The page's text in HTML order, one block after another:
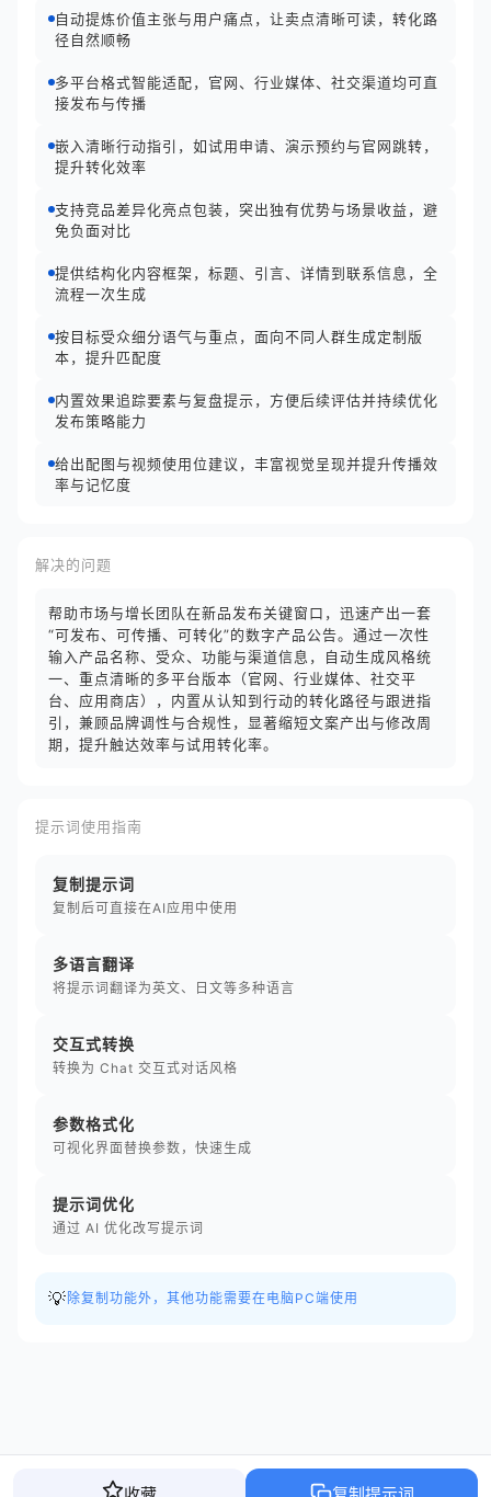
自动提炼价值主张与用户痛点，让卖点清晰可读，转化路
径自然顺畅
多平台格式智能适配，官网、行业媒体、社交渠道均可直
接发布与传播
嵌入清晰行动指引，如试用申请、演示预约与官网跳转，
提升转化效率
支持竞品差异化亮点包装，突出独有优势与场景收益，避
免负面对比
提供结构化内容框架，标题、引言、详情到联系信息，全
流程一次生成
按目标受众细分语气与重点，面向不同人群生成定制版
本，提升匹配度
内置效果追踪要素与复盘提示，方便后续评估并持续优化
发布策略能力
给出配图与视频使用位建议，丰富视觉呈现并提升传播效
率与记忆度
解决的问题
帮助市场与增长团队在新品发布关键窗口，迅速产出一套
“可发布、可传播、可转化”的数字产品公告。通过一次性
输入产品名称、受众、功能与渠道信息，自动生成风格统
一、重点清晰的多平台版本（官网、行业媒体、社交平
台、应用商店），内置从认知到行动的转化路径与跟进指
引，兼顾品牌调性与合规性，显著缩短文案产出与修改周
期，提升触达效率与试用转化率。
提示词使用指南
复制提示词
复制后可直接在AI应用中使用
多语言翻译
将提示词翻译为英文、日文等多种语言
交互式转换
转换为 Chat 交互式对话风格
参数格式化
可视化界面替换参数，快速生成
提示词优化
通过 AI 优化改写提示词
💡 除复制功能外，其他功能需要在电脑PC端使用